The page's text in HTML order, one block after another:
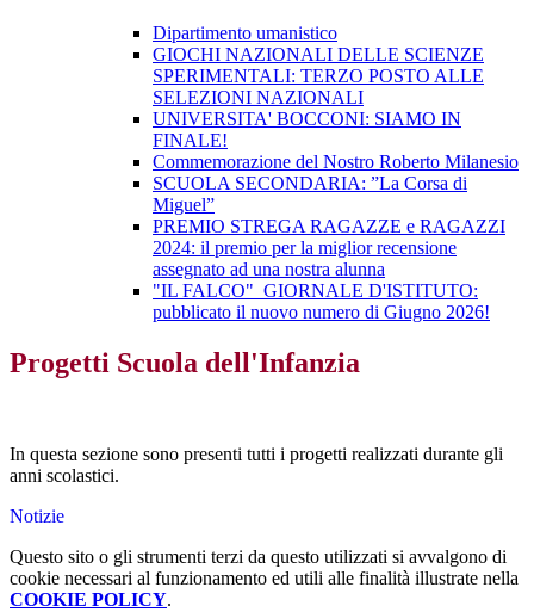
Dipartimento umanistico
GIOCHI NAZIONALI DELLE SCIENZE
SPERIMENTALI: TERZO POSTO ALLE
SELEZIONI NAZIONALI
UNIVERSITA' BOCCONI: SIAMO IN
FINALE!
Commemorazione del Nostro Roberto Milanesio
SCUOLA SECONDARIA: ”La Corsa di
Miguel”
PREMIO STREGA RAGAZZE e RAGAZZI
2024: il premio per la miglior recensione
assegnato ad una nostra alunna
"IL FALCO"_GIORNALE D'ISTITUTO:
pubblicato il nuovo numero di Giugno 2026!
Progetti Scuola dell'Infanzia
In questa sezione sono presenti tutti i progetti realizzati durante gli
anni scolastici.
Notizie
Questo sito o gli strumenti terzi da questo utilizzati si avvalgono di
cookie necessari al funzionamento ed utili alle finalità illustrate nella
COOKIE POLICY.